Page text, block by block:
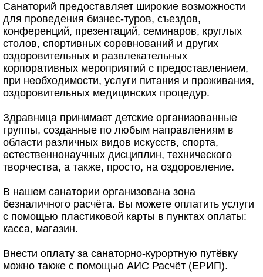
Санаторий предоставляет широкие возможности
для проведения бизнес-туров, съездов,
конференций, презентаций, семинаров, круглых
столов, спортивных соревнований и других
оздоровительных и развлекательных
корпоративных мероприятий с предоставлением,
при необходимости, услуги питания и проживания,
оздоровительных медицинских процедур.
Здравница принимает детские организованные
группы, созданные по любым направлениям в
области различных видов искусств, спорта,
естественнонаучных дисциплин, технического
творчества, а также, просто, на оздоровление.
В нашем санатории организована зона
безналичного расчёта. Вы можете оплатить услуги
с помощью пластиковой карты в пунктах оплаты:
касса, магазин.
Внести оплату за санаторно-курортную путёвку
можно также с помощью АИС Расчёт (ЕРИП).